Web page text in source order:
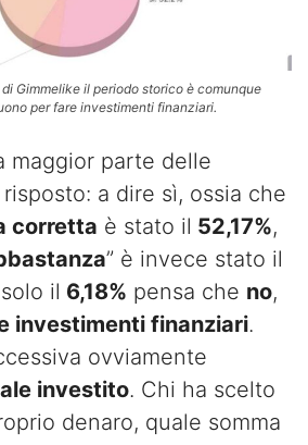
Gimmelike il periodo storico è comunque
per fare investimenti finanziari.
maggior parte delle
a dire sì, ossia che
corretta è stato il 52,17%,
” è invece stato il
il 6,18% pensa che no,
investimenti finanziari.
ovviamente
investito. Chi ha scelto
denaro, quale somma